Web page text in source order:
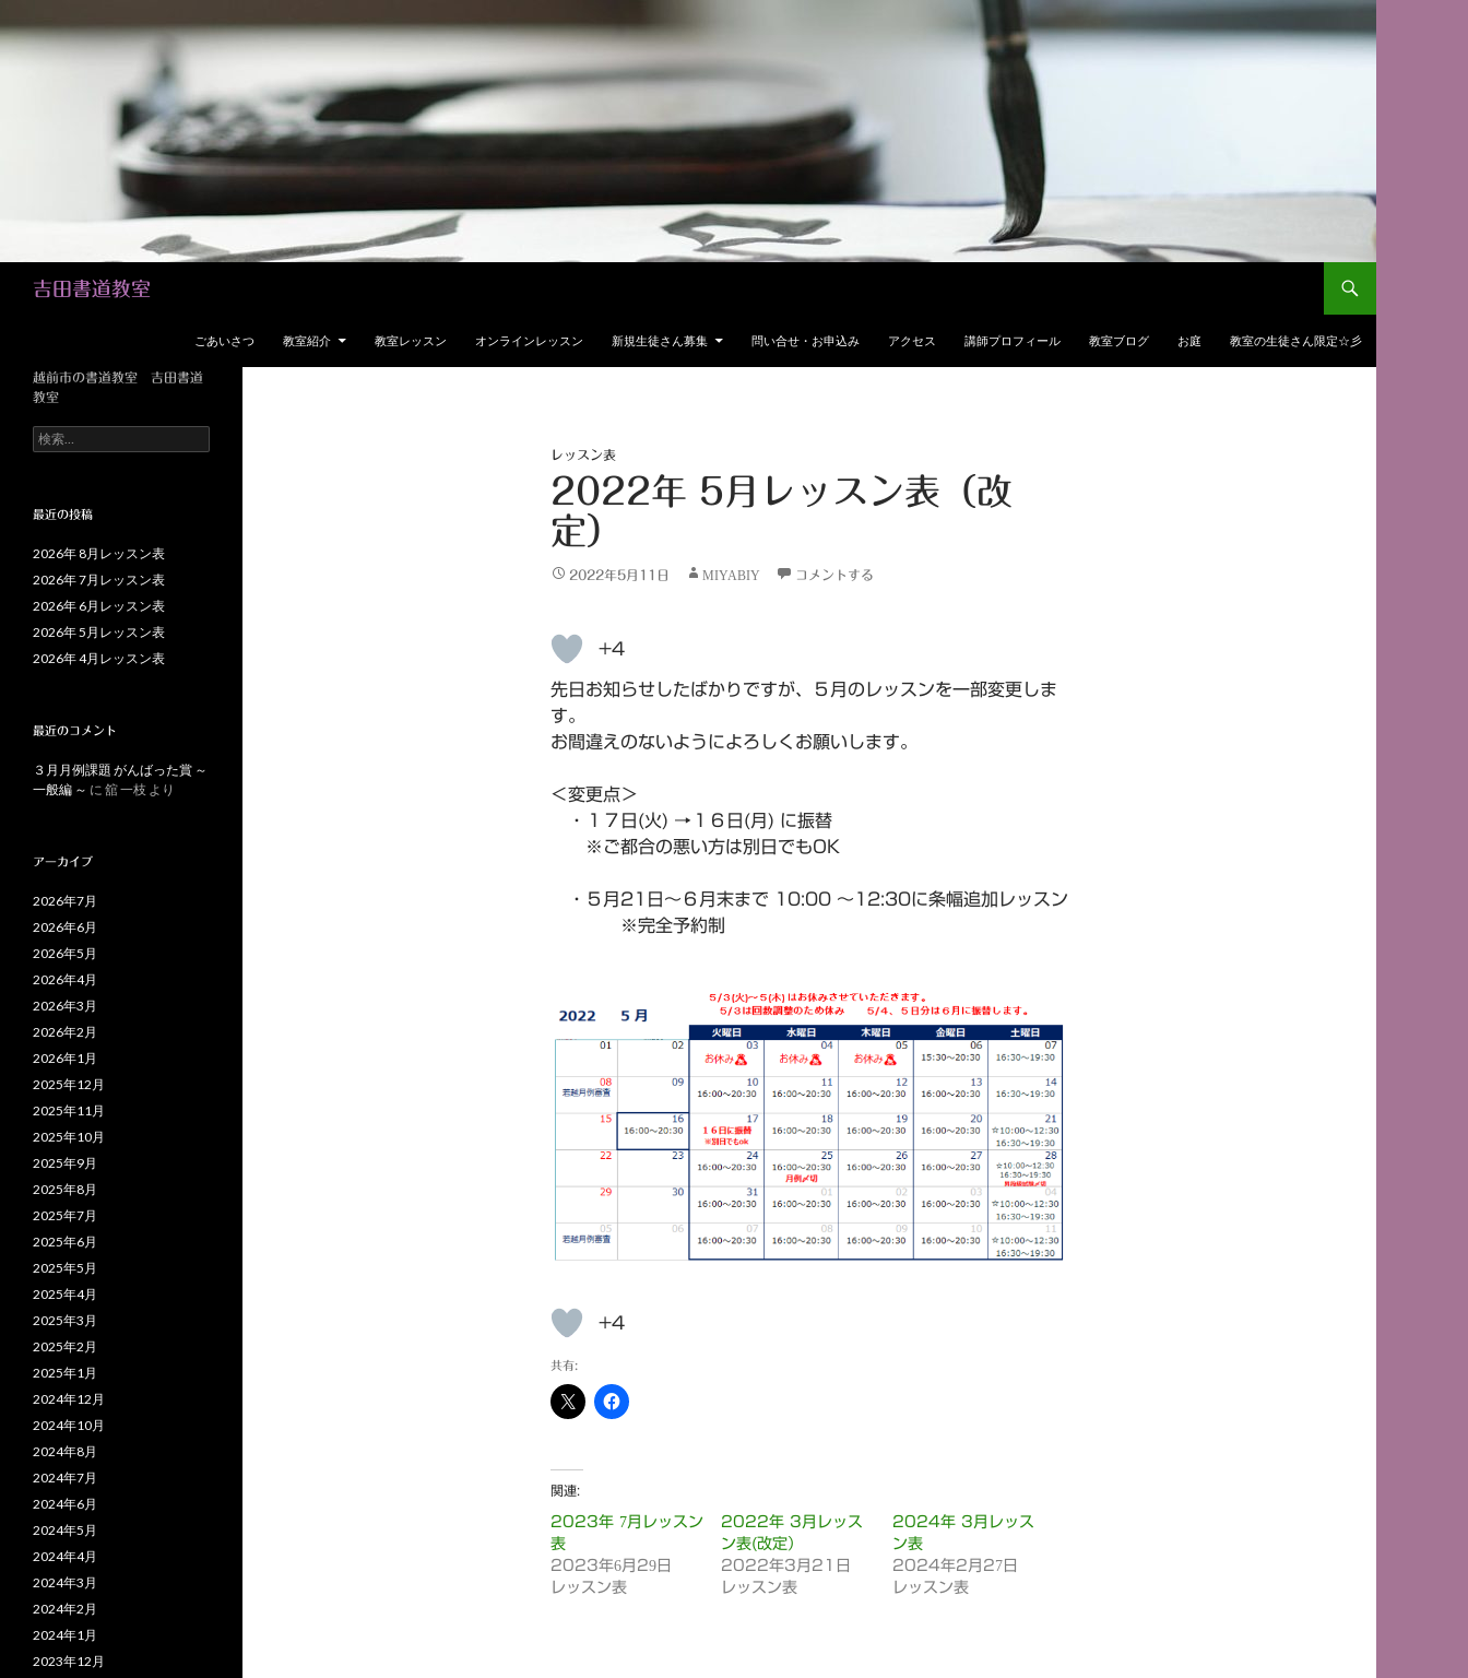
吉田書道教室
ごあいさつ
教室紹介 教室レッスン オンラインレッスン 新規生徒さん募集 問い合せ・お申込み アクセス 講師プロフィール 教室ブログ お庭 教室の生徒さん限定☆彡
レッスン表
2022年 5月レッスン表（改
定）
2022年5月11日 MIYABIY コメントする
+4
先日お知らせしたばかりですが、５月のレッスンを一部変更しま
す。
お間違えのないようによろしくお願いします。
＜変更点＞
・１７日(火) →１６日(月) に振替
※ご都合の悪い方は別日でもOK
・５月21日～６月末まで 10:00 ～12:30に条幅追加レッスン
※完全予約制
+4
共有:
関連
2023年 7月レッスン
表
2023年6月29日
レッスン表
2022年 3月レッス
ン表(改定）
2022年3月21日
レッスン表
2024年 3月レッス
ン表
2024年2月27日
レッスン表
越前市の書道教室 吉田書道
教室
検
索:
最近の投稿
2026年 8月レッスン表
2026年 7月レッスン表
2026年 6月レッスン表
2026年 5月レッスン表
2026年 4月レッスン表
最近のコメント
３月月例課題 がんばった賞 ～
一般編 ～ に 舘 一枝 より
アーカイブ
2026年7月
2026年6月
2026年5月
2026年4月
2026年3月
2026年2月
2026年1月
2025年12月
2025年11月
2025年10月
2025年9月
2025年8月
2025年7月
2025年6月
2025年5月
2025年4月
2025年3月
2025年2月
2025年1月
2024年12月
2024年10月
2024年8月
2024年7月
2024年6月
2024年5月
2024年4月
2024年3月
2024年2月
2024年1月
2023年12月